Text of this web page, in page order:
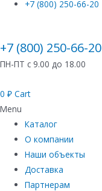
+7 (800) 250-66-20
+7 (800) 250-66-20
ПН-ПТ с 9.00 до 18.00
0 ₽ Cart
Menu
Каталог
О компании
Наши объекты
Доставка
Партнерам